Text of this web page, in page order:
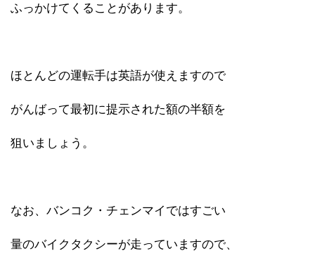
ふっかけてくることがあります。
ほとんどの運転手は英語が使えますので
がんばって最初に提示された額の半額を
狙いましょう。
なお、バンコク・チェンマイではすごい
量のバイクタクシーが走っていますので、